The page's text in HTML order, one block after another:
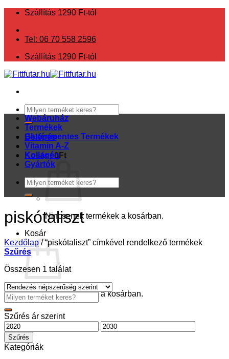
Skip
content
Szállítás 1290 Ft-tól
Tel: 06 70 558 2596
Szállítás 1290 Ft-tól
Keresés
a
következőre:
Belépés
Kosár /0Ft
Nincsenek termékek a kosárban.
Kosár
Nincsenek termékek a kosárban.
Webáruház
Termékek
Gluténmentes Termékek
Vitamin A-Z
Kollagén
Gyártók
Keresés
a
következőre:
piskótaliszt
Kezdőlap /“piskótaliszt” címkével rendelkező termékek
Szűrés
Összesen 1 találat
Keresés
a
következőre:
Szűrés ár szerint
Min
ár
Max
ár
Szűrés
Kategóriák